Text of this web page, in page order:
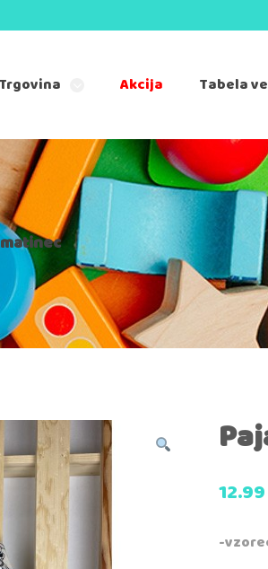
Akcija Tabela
12.99
-